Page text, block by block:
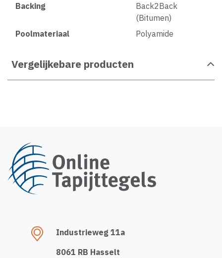
Backing
Back2Back
(Bitumen)
Poolmateriaal
Polyamide
Vergelijkebare producten
Industrieweg 11a
8061 RB Hasselt